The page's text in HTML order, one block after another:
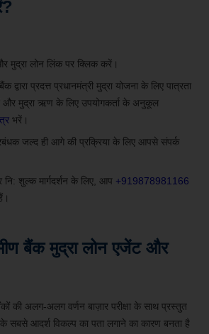
मुद्रा लोन लिंक पर क्लिक करें।
द्वारा प्रदत्त प्रधानमंत्री मुद्रा योजना के लिए पात्रता
और मुद्रा ऋण के लिए उपयोगकर्ता के अनुकूल
भरें।
जल्द ही आगे की प्रक्रिया के लिए आपसे संपर्क
शुल्क मार्गदर्शन के लिए, आप +919878981166
बैंक मुद्रा लोन एजेंट और
की अलग-अलग वर्णन बाज़ार परीक्षा के साथ प्रस्तुत
सबसे आदर्श विकल्प का पता लगाने का कारण बनता है